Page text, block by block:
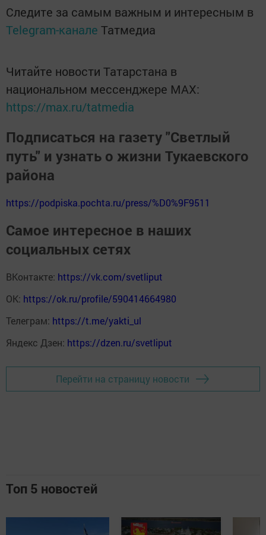
Следите за самым важным и интересным в
Telegram-канале Татмедиа
Читайте новости Татарстана в
национальном мессенджере MАХ:
https://max.ru/tatmedia
Подписаться на газету "Светлый
путь" и узнать о жизни Тукаевского
района
https://podpiska.pochta.ru/press/%D0%9F9511
Самое интересное в наших
социальных сетях
ВКонтакте: https://vk.com/svetliput
ОК: https://ok.ru/profile/590414664980
Телеграм: https://t.me/yakti_ul
Яндекс Дзен: https://dzen.ru/svetliput
Перейти на страницу новости
Топ 5 новостей